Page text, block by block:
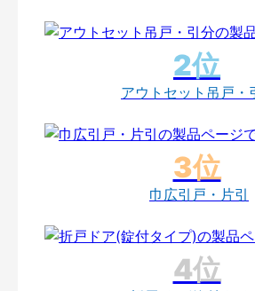
アウトセット吊戸・
巾広引戸・片引